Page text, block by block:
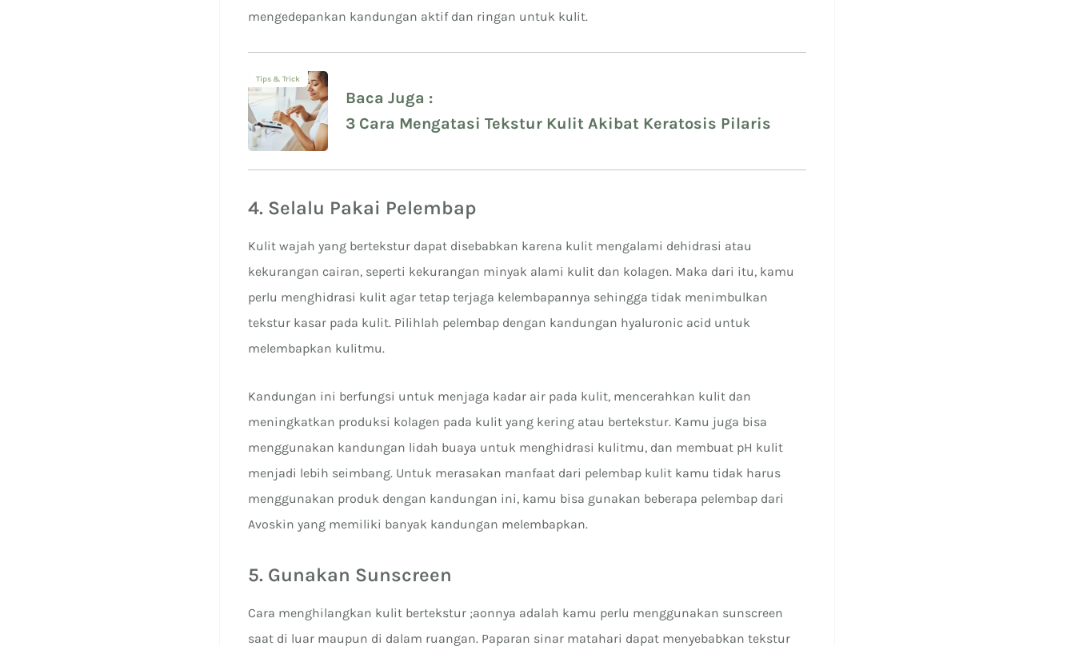
mengedepankan kandungan aktif dan ringan untuk kulit.
Tips & Trick
Baca Juga :
3 Cara Mengatasi Tekstur Kulit Akibat Keratosis Pilaris
4. Selalu Pakai Pelembap
Kulit wajah yang bertekstur dapat disebabkan karena kulit mengalami dehidrasi atau
kekurangan cairan, seperti kekurangan minyak alami kulit dan kolagen. Maka dari itu, kamu
perlu menghidrasi kulit agar tetap terjaga kelembapannya sehingga tidak menimbulkan
tekstur kasar pada kulit. Pilihlah pelembap dengan kandungan hyaluronic acid untuk
melembapkan kulitmu.
Kandungan ini berfungsi untuk menjaga kadar air pada kulit, mencerahkan kulit dan
meningkatkan produksi kolagen pada kulit yang kering atau bertekstur. Kamu juga bisa
menggunakan kandungan lidah buaya untuk menghidrasi kulitmu, dan membuat pH kulit
menjadi lebih seimbang. Untuk merasakan manfaat dari pelembap kulit kamu tidak harus
menggunakan produk dengan kandungan ini, kamu bisa gunakan beberapa pelembap dari
Avoskin yang memiliki banyak kandungan melembapkan.
5. Gunakan Sunscreen
Cara menghilangkan kulit bertekstur ;aonnya adalah kamu perlu menggunakan sunscreen
saat di luar maupun di dalam ruangan. Paparan sinar matahari dapat menyebabkan tekstur